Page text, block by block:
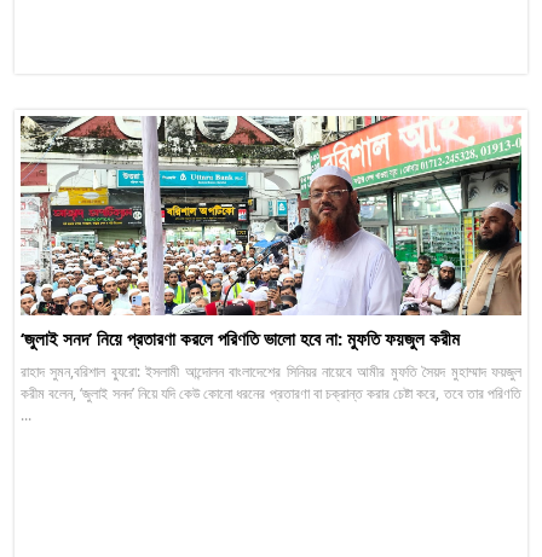
‘জুলাই সনদ’ নিয়ে প্রতারণা করলে পরিণতি ভালো হবে না: মুফতি ফয়জুল করীম
রাহাদ সুমন,বরিশাল ব্যুরো: ইসলামী আন্দোলন বাংলাদেশের সিনিয়র নায়েবে আমীর মুফতি সৈয়দ মুহাম্মাদ ফয়জুল
করীম বলেন, ‘জুলাই সনদ’ নিয়ে যদি কেউ কোনো ধরনের প্রতারণা বা চক্রান্ত করার চেষ্টা করে, তবে তার পরিণতি
...